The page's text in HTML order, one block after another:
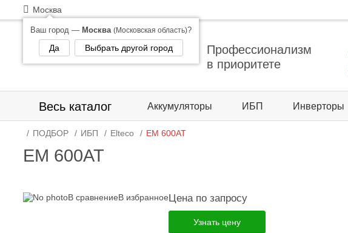
Москва
Ваш город — Москва (Московская область)?
Да Выбрать другой город
Профессионализм
в приоритете
Весь каталог Аккумуляторы ИБП Инверторы
ПОДБОР ИБП Elteco EM 600AT
EM 600AT
В сравнениеВ избранноеЦена по запросу
Узнать цену